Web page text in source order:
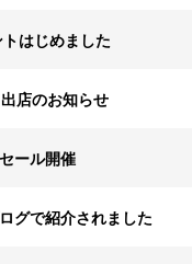
はじめました
店のお知らせ
ール開催
グで紹介されました